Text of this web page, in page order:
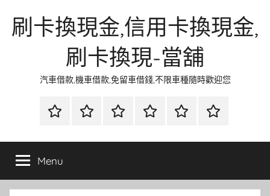
刷卡換現金,信用卡換現金,
刷卡換現-當舖
汽車借款,機車借款,免留車借錢,不限車種隨時歡迎您
首
當
金
網
資
流
時
環
清
聯
徵
Menu